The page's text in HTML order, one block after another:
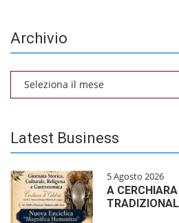
Archivio
Archivio
Latest Business
5 Agosto 2026
A